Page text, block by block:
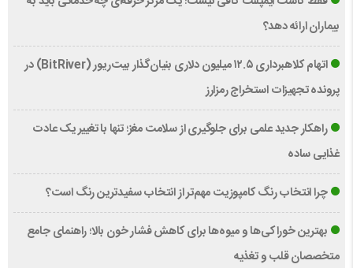
بیماران ارائه دهد؟
اتهام کلاهبرداری ۱۲.۵ میلیون دلاری بنیان‌گذار بیت‌ریور (BitRiver) در
پرونده تجهیزات استخراج رمزارز
راهکار جدید علمی برای جلوگیری از سلامت مغز؛ تنها با تغییر یک عادت
غذایی ساده
چرا انتخاب رنگ کامپوزیت مهم‌تر از انتخاب سفیدترین رنگ است؟
بهترین خوراکی‌ها و میوه‌ها برای کاهش فشار خون بالا؛ راهنمای جامع
متخصصان قلب و تغذیه